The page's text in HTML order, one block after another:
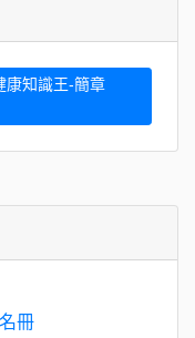
知識王-簡章
冊